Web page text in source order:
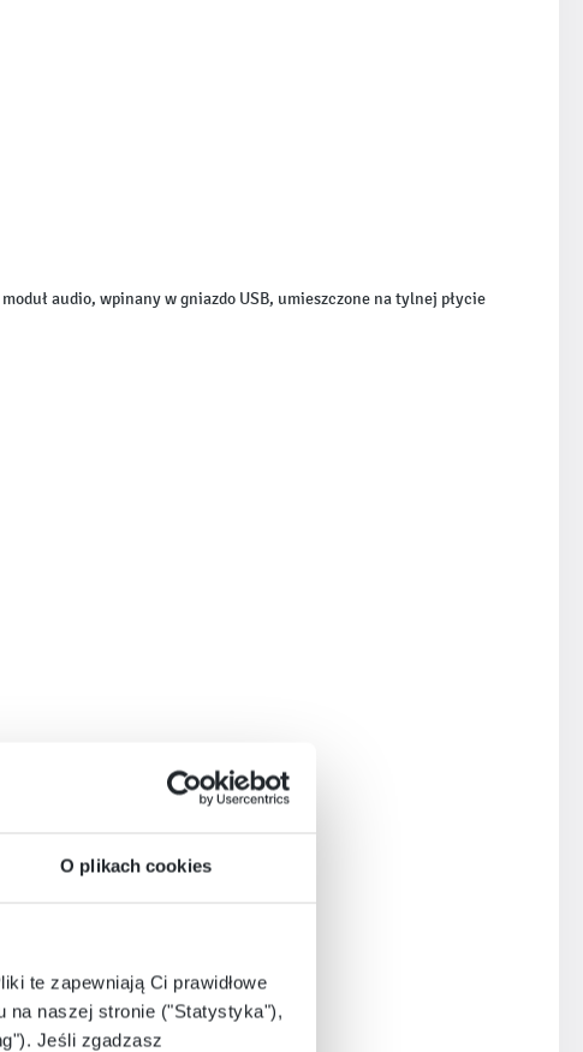
O plikach cookies
te zapewniają Ci prawidłowe
na naszej stronie ("Statystyka"),
Jeśli zgadzasz
audio, wpinany w gniazdo USB, umieszczone na tylnej płycie